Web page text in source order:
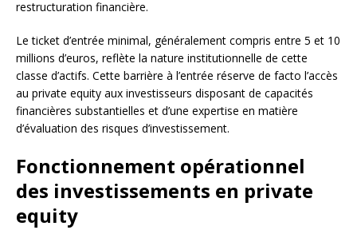
restructuration financière.
Le ticket d’entrée minimal, généralement compris entre 5 et 10
millions d’euros, reflète la nature institutionnelle de cette
classe d’actifs. Cette barrière à l’entrée réserve de facto l’accès
au private equity aux investisseurs disposant de capacités
financières substantielles et d’une expertise en matière
d’évaluation des risques d’investissement.
Fonctionnement opérationnel
des investissements en private
equity